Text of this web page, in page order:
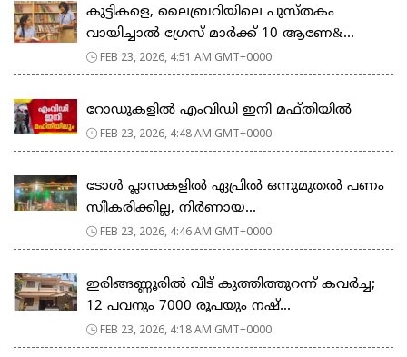
കുട്ടികളെ, ലൈബ്രറിയിലെ പുസ്തകം
വായിച്ചാല്‍ ഗ്രേസ് മാര്‍ക്ക് 10 ആണേ&...
FEB 23, 2026, 4:51 AM GMT+0000
റോഡുകളില്‍ എംവിഡി ഇനി മഫ്തിയില്‍
FEB 23, 2026, 4:48 AM GMT+0000
ടോള്‍ പ്ലാസകളില്‍ ഏപ്രില്‍ ഒന്നുമുതല്‍ പണം
സ്വീകരിക്കില്ല, നിര്‍ണായ...
FEB 23, 2026, 4:46 AM GMT+0000
ഇരിങ്ങണ്ണൂരിൽ വീട് കുത്തിത്തുറന്ന് കവർച്ച;
12 പവനും 7000 രൂപയും നഷ്...
FEB 23, 2026, 4:18 AM GMT+0000